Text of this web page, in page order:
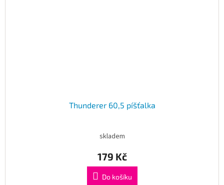
Thunderer 60,5 píšťalka
skladem
179 Kč
Do košíku